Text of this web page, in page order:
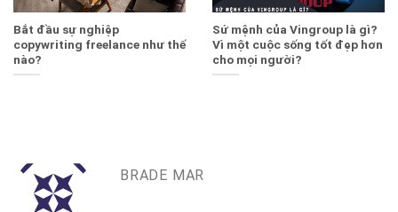
Bắt đầu sự nghiệp
copywriting freelance như thế
nào?
Sứ mệnh của Vingroup là gì?
Vì một cuộc sống tốt đẹp hơn
cho mọi người?
BRADE MAR